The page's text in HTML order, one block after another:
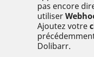
pas encore
utiliser
Ajoutez votre
Dolibarr.